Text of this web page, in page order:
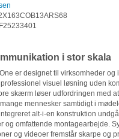
F25233401
i stor skala
er designet til virksomheder og
visuel løsning uden
skærm løser udfordringen med
mennesker samtidigt i
alt-i-en konstruktion
og omfattende montagearbejde.
og videoer fremstår skarpe og